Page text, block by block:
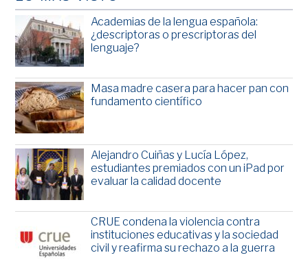
Academias de la lengua española:
¿descriptoras o prescriptoras del
lenguaje?
Masa madre casera para hacer pan con
fundamento científico
Alejandro Cuiñas y Lucía López,
estudiantes premiados con un iPad por
evaluar la calidad docente
CRUE condena la violencia contra
instituciones educativas y la sociedad
civil y reafirma su rechazo a la guerra